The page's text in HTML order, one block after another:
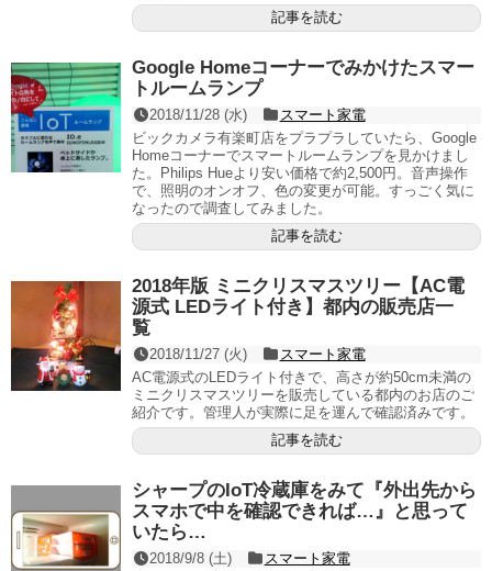
記事を読む
Google Homeコーナーでみかけたスマー
トルームランプ
2018/11/28 (水)
スマート家電
ビックカメラ有楽町店をプラプラしていたら、Google
Homeコーナーでスマートルームランプを見かけまし
た。Philips Hueより安い価格で約2,500円。音声操作
で、照明のオンオフ、色の変更が可能。すっごく気に
なったので調査してみました。
記事を読む
2018年版 ミニクリスマスツリー【AC電
源式 LEDライト付き】都内の販売店一
覧
2018/11/27 (火)
スマート家電
AC電源式のLEDライト付きで、高さが約50cm未満の
ミニクリスマスツリーを販売している都内のお店のご
紹介です。管理人が実際に足を運んで確認済みです。
記事を読む
シャープのIoT冷蔵庫をみて『外出先から
スマホで中を確認できれば…』と思って
いたら…
2018/9/8 (土)
スマート家電